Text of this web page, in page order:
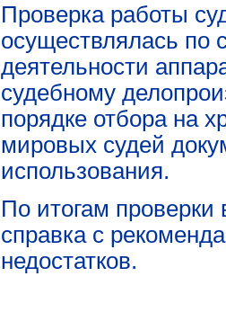
Проверка работы
осуществлялась по
деятельности
судебному
порядке отбора на
мировых судей
использования.
По итогам
справка с
недостатков.